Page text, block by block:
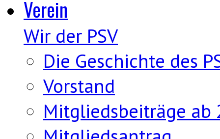
Verein
Wir der PSV
Die Geschichte des
Vorstand
Mitgliedsbeiträge ab